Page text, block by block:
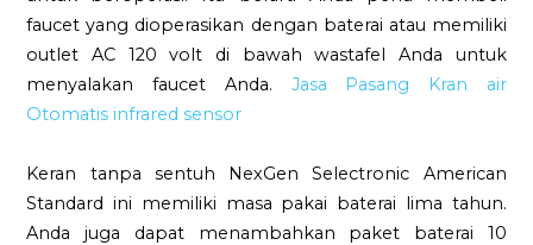
faucet yang dioperasikan dengan baterai atau memiliki
outlet AC 120 volt di bawah wastafel Anda untuk
menyalakan faucet Anda. Jasa Pasang Kran air
Otomatis infrared sensor
Keran tanpa sentuh NexGen Selectronic American
Standard ini memiliki masa pakai baterai lima tahun.
Anda juga dapat menambahkan paket baterai 10